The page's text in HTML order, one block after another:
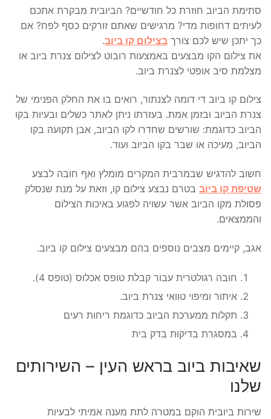
סתימת הביוב חוזרת כל חודשיים? הביובית מבקרת אתכם
לעיתים דחופות מדי? מרגישים שאתם זורקים כסף לפח? אם
כך יתכן שיש לכם צורך בצילום קו ביוב.
את צילום הקו מבצעים באמצעות רובוט לצילום צנרת ביוב או
מצלמת סיב אופטי לצנרת ביוב.
צילום קו ביוב די דומה לצנתור, רואים בו את החלק הפנימי של
צנרת הביוב ובזמן אמת. בעזרתו ניתן לאתר כשלים ובעיות בקו
הביוב כדוגמת: שורשים שחדרו לקו הביוב, אבן תקועה בקו
הביוב, מעיכה או שבר בקו הביוב ועוד.
חשוב להדגיש שבמרבית המקרים מומלץ ואף חובה לבצע
שטיפת קו ביוב בטרם נבצע צילום קו, וזאת על מנת שנסלק
פסולת מקו הביוב אשר עשויה לפגוע באיכות הצילום
והממצאים.
אגב, קיימים מצבים נוספים בהם מבצעים צילום קו ביוב.
חובה רגולטרית עבור קבלת טופס אכלוס (טופס 4).
איתור ומיפוי טוואי צנרת ביוב.
תקלות ממערכת הביוב כדוגמת ריחות רעים
במסגרת בדיקות בדק בית
שאיבות ביוב בראש העין – השירותים
שלנו
שירות ביובית הוקם במטרה לתת מענה אמיתי לבעיות